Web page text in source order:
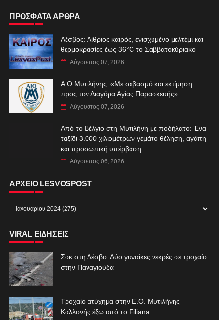
ΠΡΟΣΦΑΤΑ ΑΡΘΡΑ
Λέσβος: Αίθριος καιρός, ενισχυμένο μελτέμι και
θερμοκρασίες έως 36°C το Σαββατοκύριακο
Αύγουστος 07, 2026
ΑIO Μυτιλήνης: «Με σεβασμό και εκτίμηση
προς τον Διαγόρα Αγίας Παρασκευής»
Αύγουστος 07, 2026
Από το Βέλγιο στη Μυτιλήνη με ποδήλατο: Ένα
ταξίδι 3.000 χιλιομέτρων γεμάτο θέληση, αγάπη
και προσωπική υπέρβαση
Αύγουστος 06, 2026
ΑΡΧΕΙΟ LESVOSPOST
VIRAL ΕΙΔΗΣΕΙΣ
Σοκ στη Λέσβο: Δύο γυναίκες νεκρές σε τροχαίο
στην Παναγιούδα
Τροχαίο ατύχημα στην Ε.Ο. Μυτιλήνης –
Καλλονής έξω από το Filiana